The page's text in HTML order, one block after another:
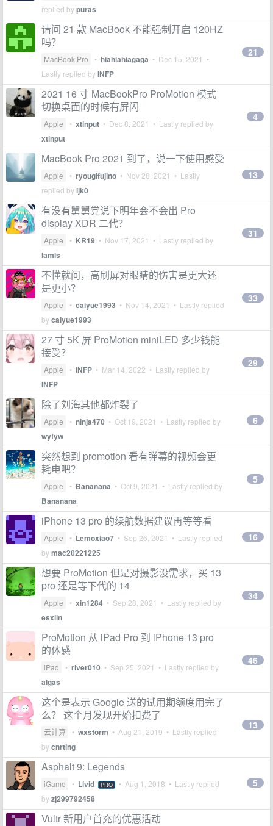
replied bypuras
请问 21 款 MacBook 不能强制开启 120HZ
吗？
MacBook Pro • hiahiahiagaga • Dec 15, 2021 •
Lastly replied byINFP
21
2021 16 寸 MacBookPro ProMotion 模式
切换桌面的时候有屏闪
Apple • xtinput • Dec 8, 2021 • Lastly replied by
xtinput
4
MacBook Pro 2021 到了，说一下使用感受
Apple • ryougifujino • Nov 28, 2021 • Lastly
replied byijk0
13
有没有舅舅党说下明年会不会出 Pro
display XDR 二代？
Apple • KR19 • Nov 17, 2021 • Lastly replied by
lamls
31
不懂就问，高刷屏对眼睛的伤害是更大还
是更小？
Apple • caiyue1993 • Nov 14, 2021 • Lastly replied
bycaiyue1993
33
27 寸 5K 屏 ProMotion miniLED 多少钱能
接受？
Apple • INFP • Mar 14, 2022 • Lastly replied by
INFP
29
除了刘海其他都炸裂了
Apple • ninja470 • Oct 19, 2021 • Lastly replied by
wyfyw
6
突然想到 promotion 看有弹幕的视频会更
耗电吧？
Apple • Bananana • Oct 9, 2021 • Lastly replied by
Bananana
5
iPhone 13 pro 的续航数据建议再等等看
Apple • Lemoxiao7 • Sep 26, 2021 • Lastly replied
bymac20221225
16
想要 ProMotion 但是对摄影没需求，买 13
pro 还是等下代的 14
Apple • xin1284 • Sep 28, 2021 • Lastly replied by
esxlin
34
ProMotion 从 iPad Pro 到 iPhone 13 pro
的体感
iPad • river010 • Sep 25, 2021 • Lastly replied by
algas
46
这个是表示 Google 送的试用期额度用完了
么？ 这个月发现开始扣费了
云计算 • wxstorm • Aug 21, 2019 • Lastly replied
bycnrting
13
Asphalt 9: Legends
iGame • Livid PRO • Aug 1, 2018 • Lastly replied
byzj299792458
5
Vultr 新用户首充的优惠活动